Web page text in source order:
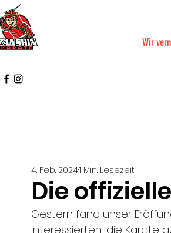
Wir
Die
4. Feb. 20241 Min. Lesezeit
Gestern fand unser
Interessierten, die Karate